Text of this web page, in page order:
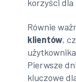
korzyści dla
Równie
klientów,
Pierwsze
kluczowe